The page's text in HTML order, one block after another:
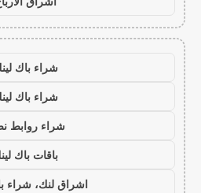
شراء باك
شراء باك
شراء روابط
باقات باك
اشراق لنك، شراء